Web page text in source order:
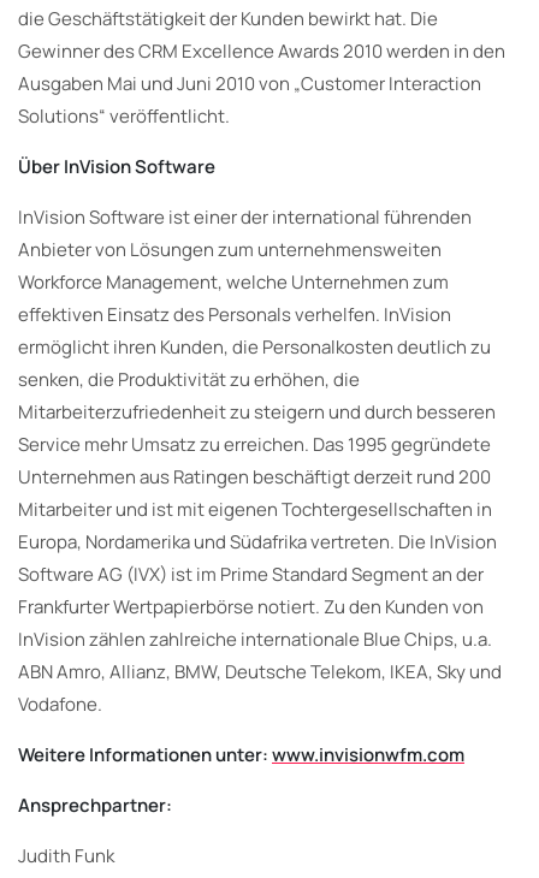
die Geschäftstätigkeit der Kunden bewirkt hat. Die
Gewinner des CRM Excellence Awards 2010 werden in den
Ausgaben Mai und Juni 2010 von „Customer Interaction
Solutions“ veröffentlicht.
Über InVision Software
InVision Software ist einer der international führenden
Anbieter von Lösungen zum unternehmensweiten
Workforce Management, welche Unternehmen zum
effektiven Einsatz des Personals verhelfen. InVision
ermöglicht ihren Kunden, die Personalkosten deutlich zu
senken, die Produktivität zu erhöhen, die
Mitarbeiterzufriedenheit zu steigern und durch besseren
Service mehr Umsatz zu erreichen. Das 1995 gegründete
Unternehmen aus Ratingen beschäftigt derzeit rund 200
Mitarbeiter und ist mit eigenen Tochtergesellschaften in
Europa, Nordamerika und Südafrika vertreten. Die InVision
Software AG (IVX) ist im Prime Standard Segment an der
Frankfurter Wertpapierbörse notiert. Zu den Kunden von
InVision zählen zahlreiche internationale Blue Chips, u.a.
ABN Amro, Allianz, BMW, Deutsche Telekom, IKEA, Sky und
Vodafone.
Weitere Informationen unter:www.invisionwfm.com
Ansprechpartner:
Judith Funk